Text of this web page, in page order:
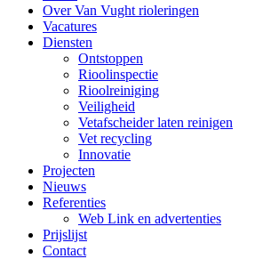
Over Van Vught rioleringen
Vacatures
Diensten
Ontstoppen
Rioolinspectie
Rioolreiniging
Veiligheid
Vetafscheider laten reinigen
Vet recycling
Innovatie
Projecten
Nieuws
Referenties
Web Link en advertenties
Prijslijst
Contact